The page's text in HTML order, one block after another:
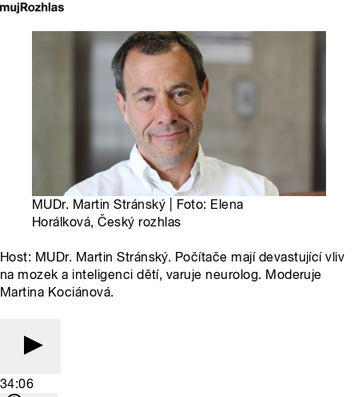
MUDr. Martin Stránský | Foto: Elena
Horálková, Český rozhlas
Host: MUDr. Martin Stránský. Počítače mají devastující vliv
na mozek a inteligenci dětí, varuje neurolog. Moderuje
Martina Kociánová.
34:06